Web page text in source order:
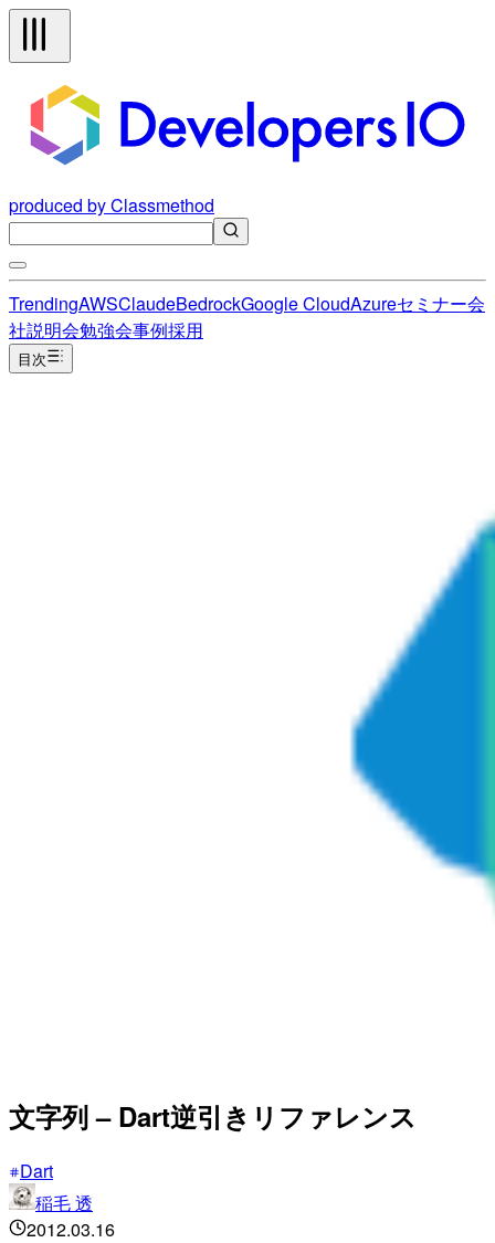
produced by Classmethod
TrendingAWSClaudeBedrockGoogle CloudAzureセミナー会
社説明会勉強会事例採用
目次
文字列 – Dart逆引きリファレンス
Dart
稲毛 透
2012.03.16